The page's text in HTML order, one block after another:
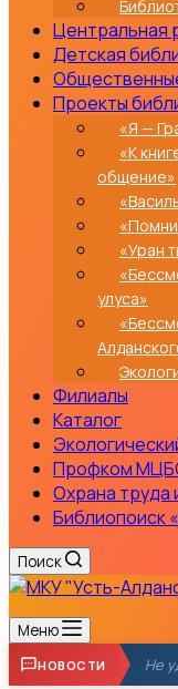
Центральная
Детская
Проекты
«Я —
«К
общение»
«Уран
улуса»
Филиалы
Каталог
Профком
Охрана труда
Библиопоиск
Поиск
Меню
НОВОСТИ Не